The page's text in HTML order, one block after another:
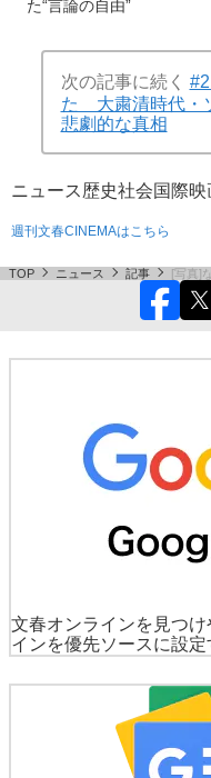
た“言論の自由”
次の記事に続く
た 大粛清時代・
悲劇的な真相
ニュース歴史社会国際映
週刊文春CINEMAはこちら
TOP ニュース 記事 [写真]
文春オンラインを見つけ
インを優先ソースに設定